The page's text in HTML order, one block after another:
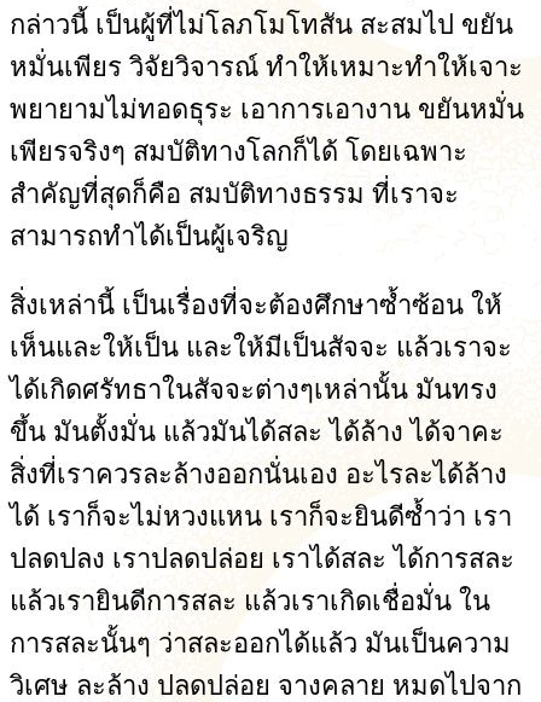
กล่าวนี้ เป็นผู้ที่ไม่โลภโมโทสัน สะสมไป ขยัน
หมั่นเพียร วิจัยวิจารณ์ ทำให้เหมาะทำให้เจาะ
พยายามไม่ทอดธุระ เอาการเอางาน ขยันหมั่น
เพียรจริงๆ สมบัติทางโลกก็ได้ โดยเฉพาะ
สำคัญที่สุดก็คือ สมบัติทางธรรม ที่เราจะ
สามารถทำได้เป็นผู้เจริญ
สิ่งเหล่านี้ เป็นเรื่องที่จะต้องศึกษาซ้ำซ้อน ให้
เห็นและให้เป็น และให้มีเป็นสัจจะ แล้วเราจะ
ได้เกิดศรัทธาในสัจจะต่างๆเหล่านั้น มันทรง
ขึ้น มันตั้งมั่น แล้วมันได้สละ ได้ล้าง ได้จาคะ
สิ่งที่เราควรละล้างออกนั่นเอง อะไรละได้ล้าง
ได้ เราก็จะไม่หวงแหน เราก็จะยินดีซ้ำว่า เรา
ปลดปลง เราปลดปล่อย เราได้สละ ได้การสละ
แล้วเรายินดีการสละ แล้วเราเกิดเชื่อมั่น ใน
การสละนั้นๆ ว่าสละออกได้แล้ว มันเป็นความ
วิเศษ ละล้าง ปลดปล่อย จางคลาย หมดไปจาก